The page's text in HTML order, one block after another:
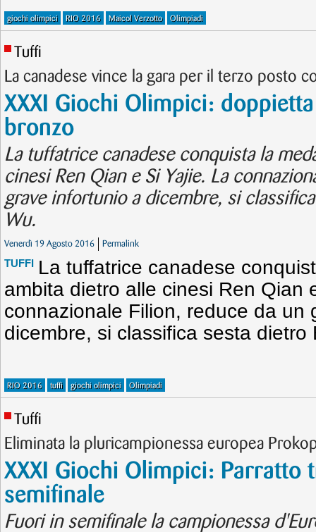
giochi olimpici RIO 2016 Maicol Verzotto Olimpiadi
Tuffi
La canadese vince la gara per il terzo posto
XXXI Giochi Olimpici:
bronzo
La tuffatrice canadese conquista la
cinesi Ren Qian e Si Yajie. La
grave infortunio a dicembre, si
Wu.
Venerdì 19 Agosto 2016 Permalink
TUFFI La tuffatrice canadese
ambita dietro alle cinesi Ren Qian
connazionale Filion, reduce da un
dicembre, si classifica sesta dietro
RIO 2016 tuffi giochi olimpici Olimpiadi
Tuffi
Eliminata la pluricampionessa europea
XXXI Giochi Olimpici: Parratto
semifinale
Fuori in semifinale la campionessa